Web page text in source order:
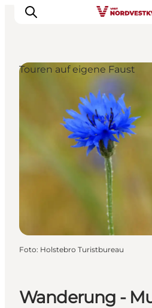
Urlaubsorte
Inspiration
Unterkunft
Mach deine
Wanderung -
Touren auf eigene Faust
Foto: Holstebro Turistbureau